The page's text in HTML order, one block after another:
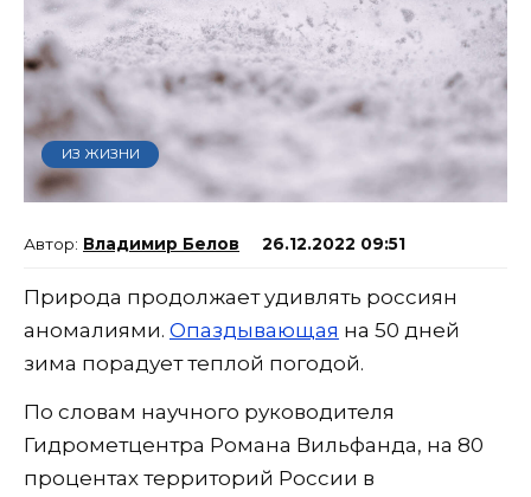
ИЗ ЖИЗНИ
Владимир Белов 26.12.2022 09:51
Природа продолжает удивлять россиян
аномалиями. Опаздывающая на 50 дней
зима порадует теплой погодой.
По словам научного руководителя
Гидрометцентра Романа Вильфанда, на 80
процентах территорий России в